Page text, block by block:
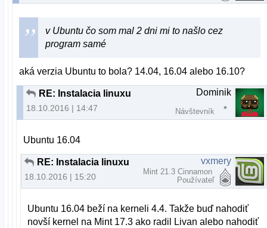
v Ubuntu čo som mal 2 dni mi to našlo cez
program samé
aká verzia Ubuntu to bola? 14.04, 16.04 alebo 16.10?
RE: Instalacia linuxu
18.10.2016 | 14:47
Dominik
Návštevník
Ubuntu 16.04
RE: Instalacia linuxu
18.10.2016 | 15:20
vxmery
Mint 21.3 Cinnamon
Používateľ
Ubuntu 16.04 beží na kerneli 4.4. Takže buď nahodiť
novší kernel na Mint 17.3 ako radil Livan alebo nahodiť